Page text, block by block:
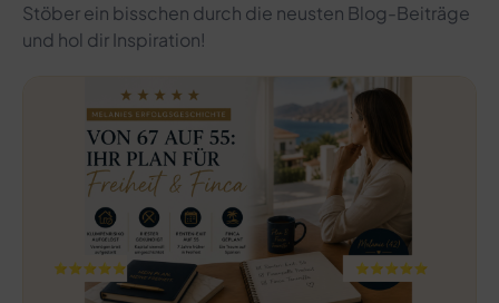
Stöber ein bisschen durch die neusten Blog-Beiträge
und hol dir Inspiration!